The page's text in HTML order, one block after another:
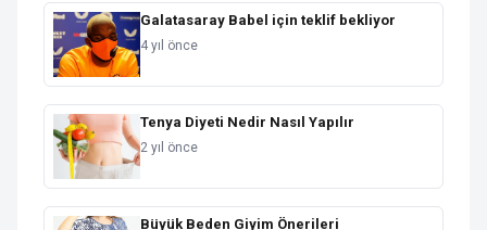
Galatasaray Babel için teklif bekliyor
4 yıl önce
Tenya Diyeti Nedir Nasıl Yapılır
2 yıl önce
Büyük Beden Giyim Önerileri